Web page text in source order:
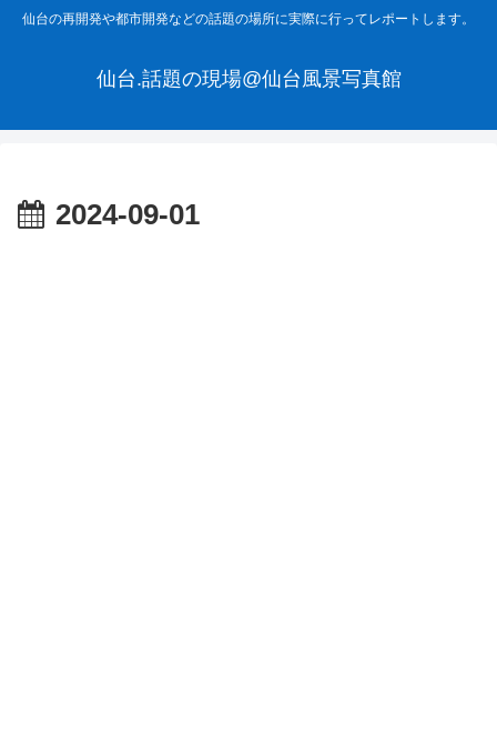
仙台の再開発や都市開発などの話題の場所に実際に行ってレポートします。
仙台.話題の現場@仙台風景写真館
2024-09-01